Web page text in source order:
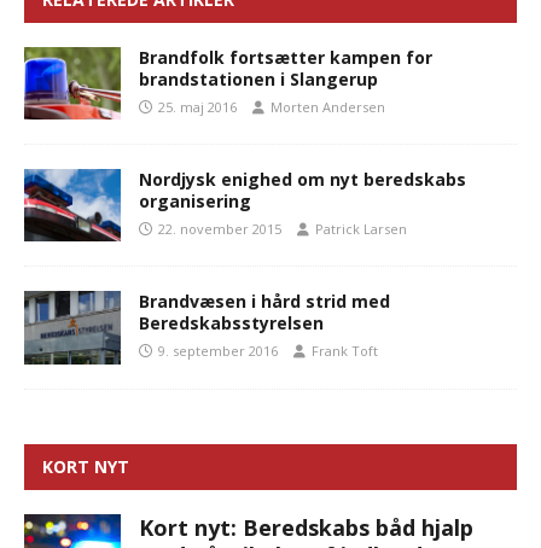
Brandfolk fortsætter kampen for
brandstationen i Slangerup
25. maj 2016 Morten Andersen
Nordjysk enighed om nyt beredskabs
organisering
22. november 2015 Patrick Larsen
Brandvæsen i hård strid med
Beredskabsstyrelsen
9. september 2016 Frank Toft
KORT NYT
Kort nyt: Beredskabs båd hjalp